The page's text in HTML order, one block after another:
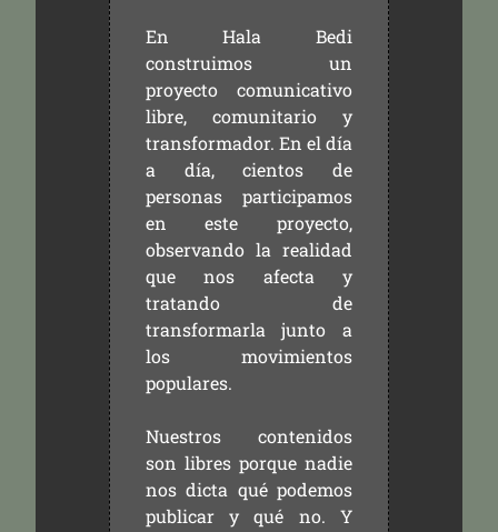
En Hala Bedi
construimos un
proyecto comunicativo
libre, comunitario y
transformador. En el día
a día, cientos de
personas participamos
en este proyecto,
observando la realidad
que nos afecta y
tratando de
transformarla junto a
los movimientos
populares.
Nuestros contenidos
son libres porque nadie
nos dicta qué podemos
publicar y qué no. Y